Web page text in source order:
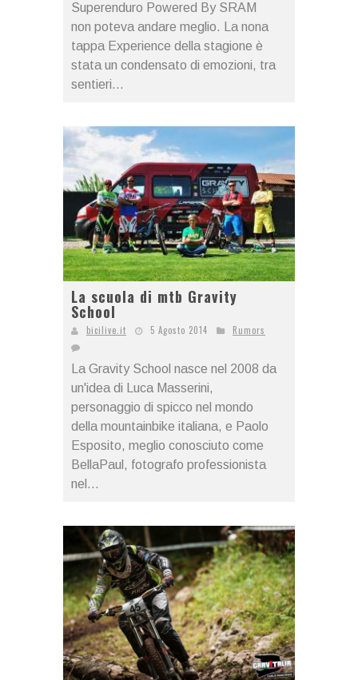
Superenduro Powered By SRAM
non poteva andare meglio. La nona
tappa Experience della stagione è
stata un condensato di emozioni, tra
sentieri...
La scuola di mtb Gravity
School
bicilive.it 5 Agosto 2014 Rumors
La Gravity School nasce nel 2008 da
un'idea di Luca Masserini,
personaggio di spicco nel mondo
della mountainbike italiana, e Paolo
Esposito, meglio conosciuto come
BellaPaul, fotografo professionista
nel...